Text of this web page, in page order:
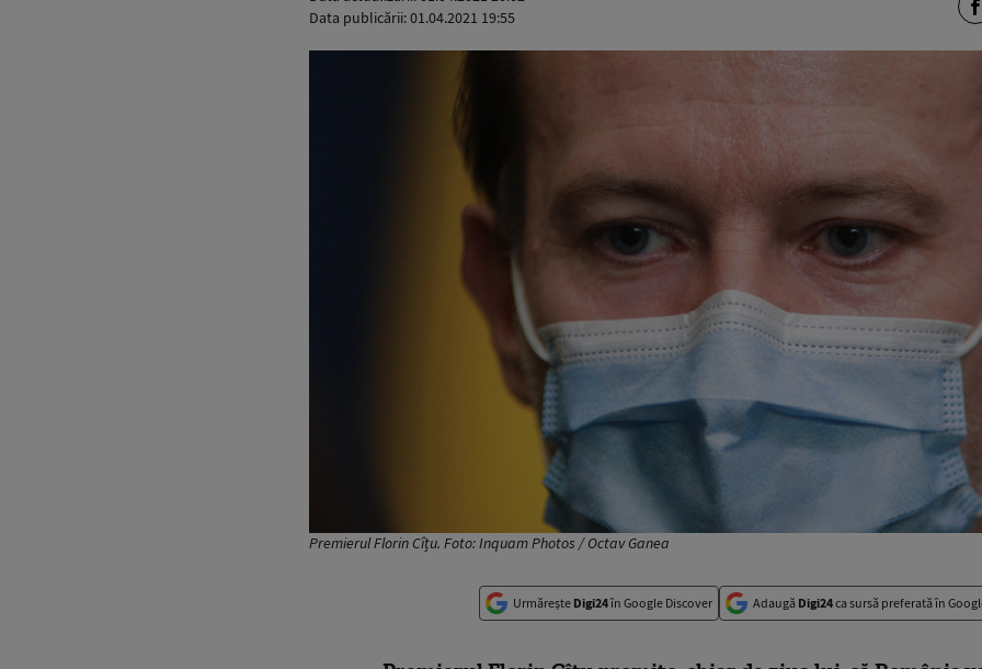
Data publicării:01.04.2021 19:55
Premierul Florin Cîțu. Foto: Inquam Photos / Octav Ganea
Urmărește Digi24în Google Discover Adaugă Digi24ca sursă preferată în